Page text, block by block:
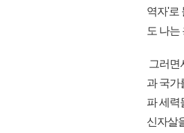
역자'로
도 나
그러면
과 국가
파 세력
신자살